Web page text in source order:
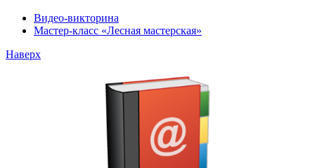
Видео-викторина
Мастер-класс «Лесная мастерская»
Наверх